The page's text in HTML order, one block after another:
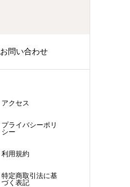
お問い合わせ
アクセス
プライバシーポリ
シー
利用規約
特定商取引法に基
づく表記